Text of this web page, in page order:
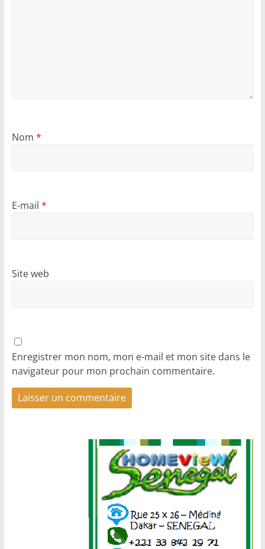
Nom *
E-mail *
Site web
Enregistrer mon nom, mon e-mail et mon site dans le
navigateur pour mon prochain commentaire.